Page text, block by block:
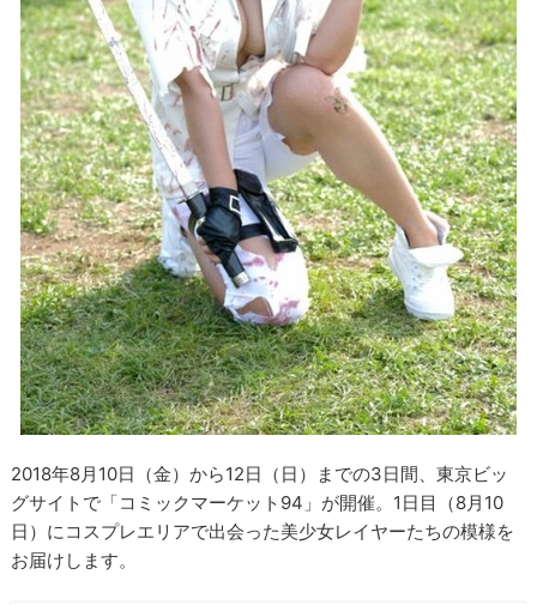
2018年8月10日（金）から12日（日）までの3日間、東京ビッ
グサイトで「コミックマーケット94」が開催。1日目（8月10
日）にコスプレエリアで出会った美少女レイヤーたちの模様を
お届けします。